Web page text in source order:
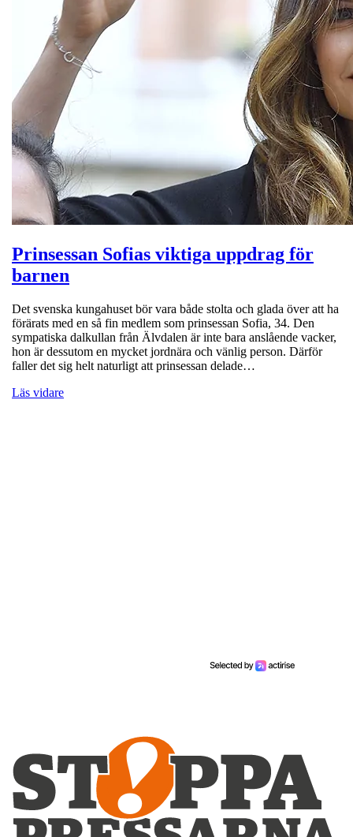
Prinsessan Sofias viktiga uppdrag för
barnen
Det svenska kungahuset bör vara både stolta och glada över att ha
förärats med en så fin medlem som prinsessan Sofia, 34. Den
sympatiska dalkullan från Älvdalen är inte bara anslående vacker,
hon är dessutom en mycket jordnära och vänlig person. Därför
faller det sig helt naturligt att prinsessan delade…
Läs vidare